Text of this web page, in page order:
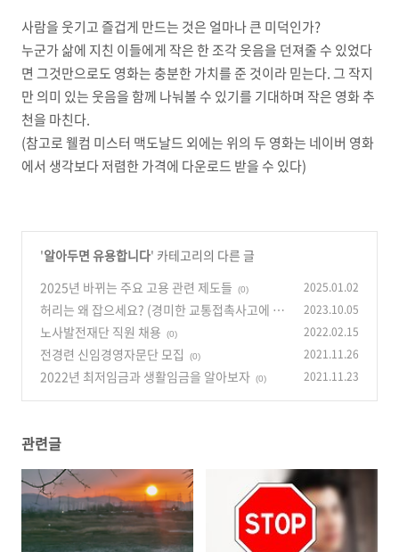
사람을 웃기고 즐겁게 만드는 것은 얼마나 큰 미덕인가?
누군가 삶에 지친 이들에게 작은 한 조각 웃음을 던져줄 수 있었다
면 그것만으로도 영화는 충분한 가치를 준 것이라 믿는다. 그 작지
만 의미 있는 웃음을 함께 나눠볼 수 있기를 기대하며 작은 영화 추
천을 마친다.
(참고로 웰컴 미스터 맥도날드 외에는 위의 두 영화는 네이버 영화
에서 생각보다 저렴한 가격에 다운로드 받을 수 있다)
'알아두면 유용합니다' 카테고리의 다른 글
2025년 바뀌는 주요 고용 관련 제도들
(0) 2025.01.02
허리는 왜 잡으세요? (경미한 교통접촉사고에 참
고하세요)
(0)
2023.10.05
노사발전재단 직원 채용 (0) 2022.02.15
전경련 신임경영자문단 모집 (0) 2021.11.26
2022년 최저임금과 생활임금을 알아보자 (0) 2021.11.23
관련글